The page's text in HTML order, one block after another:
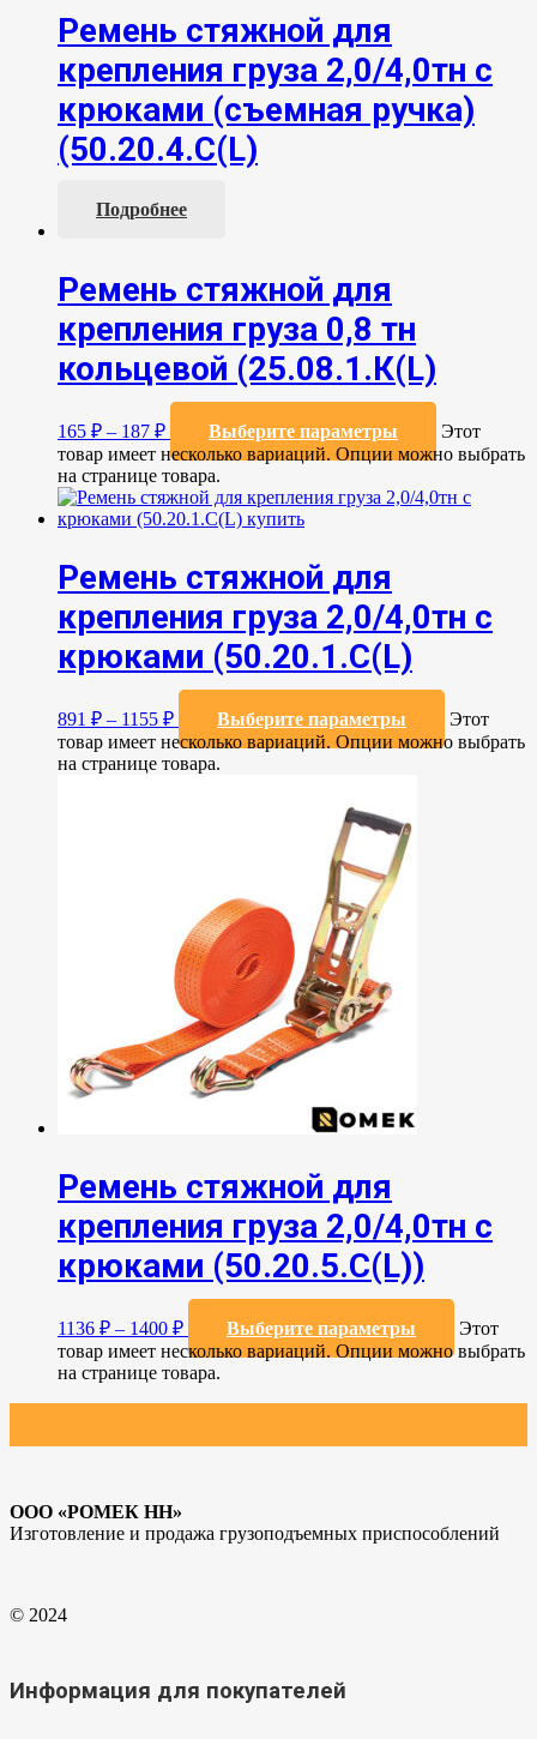
Ремень стяжной для
крепления груза 2,0/4,0тн с
крюками (съемная ручка)
(50.20.4.С(L)
Подробнее
Ремень стяжной для
крепления груза 0,8 тн
кольцевой (25.08.1.К(L)
165 ₽ – 187 ₽ Выберите параметры
Этот
товар имеет несколько вариаций. Опции можно выбрать
на странице товара.
Ремень стяжной для
крепления груза 2,0/4,0тн с
крюками (50.20.1.С(L)
891 ₽ – 1155 ₽ Выберите параметры
Этот
товар имеет несколько вариаций. Опции можно выбрать
на странице товара.
Ремень стяжной для
крепления груза 2,0/4,0тн с
крюками (50.20.5.C(L))
1136 ₽ – 1400 ₽ Выберите параметры
Этот
товар имеет несколько вариаций. Опции можно выбрать
на странице товара.
ООО «РОМЕК НН»
Изготовление и продажа грузоподъемных приспособлений
© 2024
Информация для покупателей